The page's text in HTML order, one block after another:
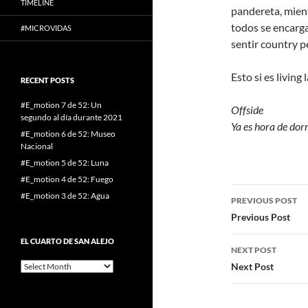
pandereta,
todos se
sentir country
Esto si es living
Offside
Ya es hora de
Post
navigation
PREVIOUS POST
Previous Post
NEXT POST
Next Post
TIMELINE
#MICROVIDAS
RECENT POSTS
#E_motion 7 de 52: Un
segundo al día durante 2021
#E_motion 6 de 52: Museo
Nacional
#E_motion 5 de 52: Luna
#E_motion 4 de 52: Fuego
#E_motion 3 de 52: Agua
EL CUARTO DE SAN ALEJO
El